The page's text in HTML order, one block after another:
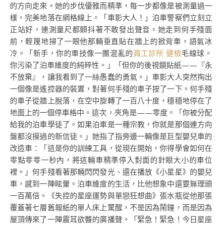
的方向走來。她的步伐優雅而精準，每一步都像是被測量過一
樣，完美地落在網格線上。「車影大人！」泊車警察們立刻立
正站好，連測量尺都顫抖著不敢發出聲音。她走到何手殘面
前，輕蔑地掃了一眼他那輛垂直貼在牆上的掀背車，語氣冰
冷。「新手，你的車技像一團混亂的 員工診所 健檢毛線球。
你污染了泊車維度的純粹性。」「但你的後視鏡貼紙——『永
不放棄』，讓我看到了一絲愚蠢的勇氣。」車影大人突然掏出
一個像是遙控器的裝置，對著何手殘的車子按了一下。何手殘
的車子從牆上脫落，在空中旋轉了一百八十度，穩穩地停在了
地面上的一個停車格中。這次，夾角是——零度。「你被分配
給我的泊車學徒了。如果泊車是一種宗教，你就是那個連方向
盤都沒摸過的新信徒。」她指了指旁邊一輛像是巨型嬰兒車的
改造車：「這是你的訓練工具，從現在開始，你得學會如何在
零點零零一秒內，將這輛車精準停入對面的針眼大小的車位
裡。」何手殘看著那輛閃閃發光、還在播放《小星星》的嬰兒
車，感到一陣眩暈。泊車維度的生活，比他想象中還要無理頭
一百萬倍。《失控的星座運勢與單戀狂想曲》張水瓶從他那張
覆蓋著七層舊報紙的單人床上驚醒，不是因為鬧鐘，而是因為
屋頂傳來了一陣震耳欲聾的廣播聲。「緊急！緊急！今日星座